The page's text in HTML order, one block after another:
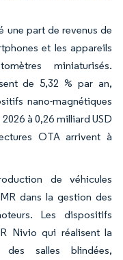
une part de revenus de
et les appareils
miniaturisés.
de 5,32 % par an,
nano-magnétiques
à 0,26 milliard USD
OTA arrivent à
de véhicules
dans la gestion des
Les dispositifs
Nivio qui réalisent la
des salles blindées,